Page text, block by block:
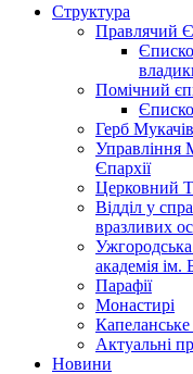
Структура
Правлячий
Помічний
Герб
Управління
Єпархії
Церковний
Відділ у
вразливих
Ужгородська
академія
Парафії
Монастирі
Актуальні
Новини